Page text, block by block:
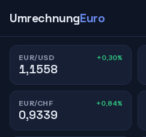
UmrechnungEuro
EUR/USD +0,30%
1,1558
EUR/CHF +0,84%
0,9339